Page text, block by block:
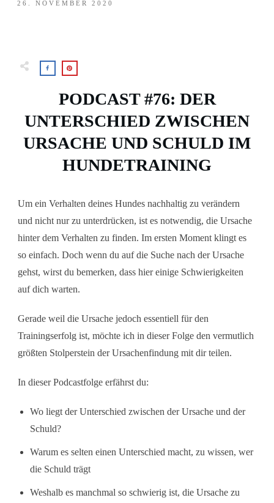
26. NOVEMBER 2020
PODCAST #76: DER
UNTERSCHIED ZWISCHEN
URSACHE UND SCHULD IM
HUNDETRAINING
Um ein Verhalten deines Hundes nachhaltig zu verändern
und nicht nur zu unterdrücken, ist es notwendig, die Ursache
hinter dem Verhalten zu finden. Im ersten Moment klingt es
so einfach. Doch wenn du auf die Suche nach der Ursache
gehst, wirst du bemerken, dass hier einige Schwierigkeiten
auf dich warten.
Gerade weil die Ursache jedoch essentiell für den
Trainingserfolg ist, möchte ich in dieser Folge den vermutlich
größten Stolperstein der Ursachenfindung mit dir teilen.
In dieser Podcastfolge erfährst du:
Wo liegt der Unterschied zwischen der Ursache und der
Schuld?
Warum es selten einen Unterschied macht, zu wissen, wer
die Schuld trägt
Weshalb es manchmal so schwierig ist, die Ursache zu